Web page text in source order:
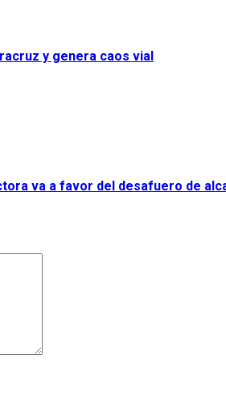
y genera caos vial
va a favor del desafuero de